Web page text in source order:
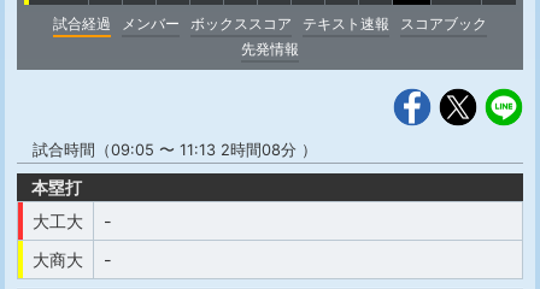
試合経過
メンバー ボックススコア テキスト速報
スコアブック
先発情報
試合時間（09:05 〜 11:13 2時間08分 ）
本塁打
大工大
-
大商大
-